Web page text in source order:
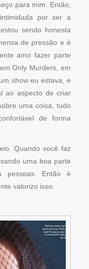
para mim. Então,
por ser a
sendo honesta
de pressão e é
amo fazer parte
Only Murders, em
show eu estava, e
ao aspecto de criar
uma coisa, tudo
de forma
Quando você faz
uma boa parte
pessoas. Então é
valorizo ​​isso.